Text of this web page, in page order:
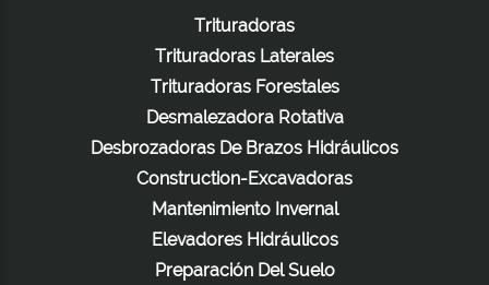
Trituradoras
Trituradoras Laterales
Trituradoras Forestales
Desmalezadora Rotativa
Desbrozadoras De Brazos Hidráulicos
Construction-Excavadoras
Mantenimiento Invernal
Elevadores Hidráulicos
Preparación Del Suelo